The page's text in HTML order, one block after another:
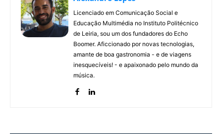
Licenciado em Comunicação Social e
Educação Multimédia no Instituto Politécnico
de Leiria, sou um dos fundadores do Echo
Boomer. Aficcionado por novas tecnologias,
amante de boa gastronomia - e de viagens
inesquecíveis! - e apaixonado pelo mundo da
música.